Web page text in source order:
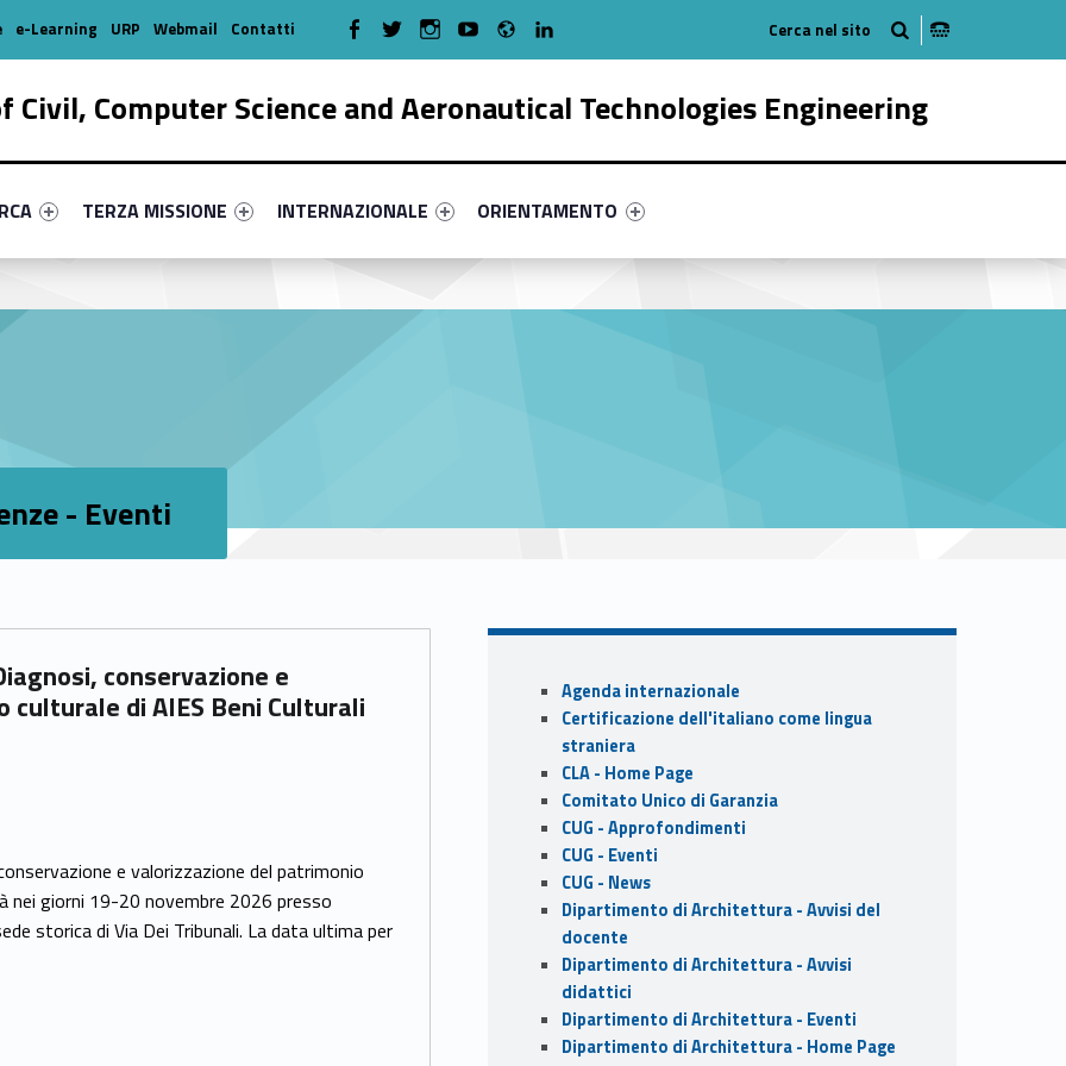
Civil, Computer Science and Aeronautical Technologies Engineering
primary-33836-17
#link-menu-primary-20935-38
Link identifier #link-menu-primary-76466-51
TERZA MISSIONE
Link identifier #link-menu-primary-82049-58
INTERNAZIONALE
Link identifier #link-menu-primary-25652-68
ORIENTAMENTO
e-Learning URP Webmail Contatti WebMan on Facebook
WebMan on TwitterWebMan on Instagram
WebMan on Youtube
Radio
- Eventi
conservazione e
di AIES Beni Culturali
e valorizzazione del patrimonio
nei giorni 19-20 novembre 2026 presso
storica di Via Dei Tribunali. La data ultima per
Sidebar
Agenda internazionale
Certificazione dell'italiano come lingua
straniera
CLA - Home Page
Comitato Unico di Garanzia
CUG - Approfondimenti
CUG - Eventi
CUG - News
Dipartimento di Architettura - Avvisi del
docente
Dipartimento di Architettura - Avvisi
didattici
Dipartimento di Architettura - Eventi
Dipartimento di Architettura - Home Page